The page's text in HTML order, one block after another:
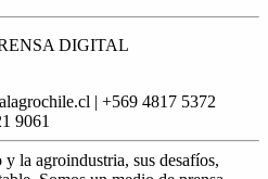
DIGITAL
| +569 4817 5372
9061
la agroindustria, sus desafíos,